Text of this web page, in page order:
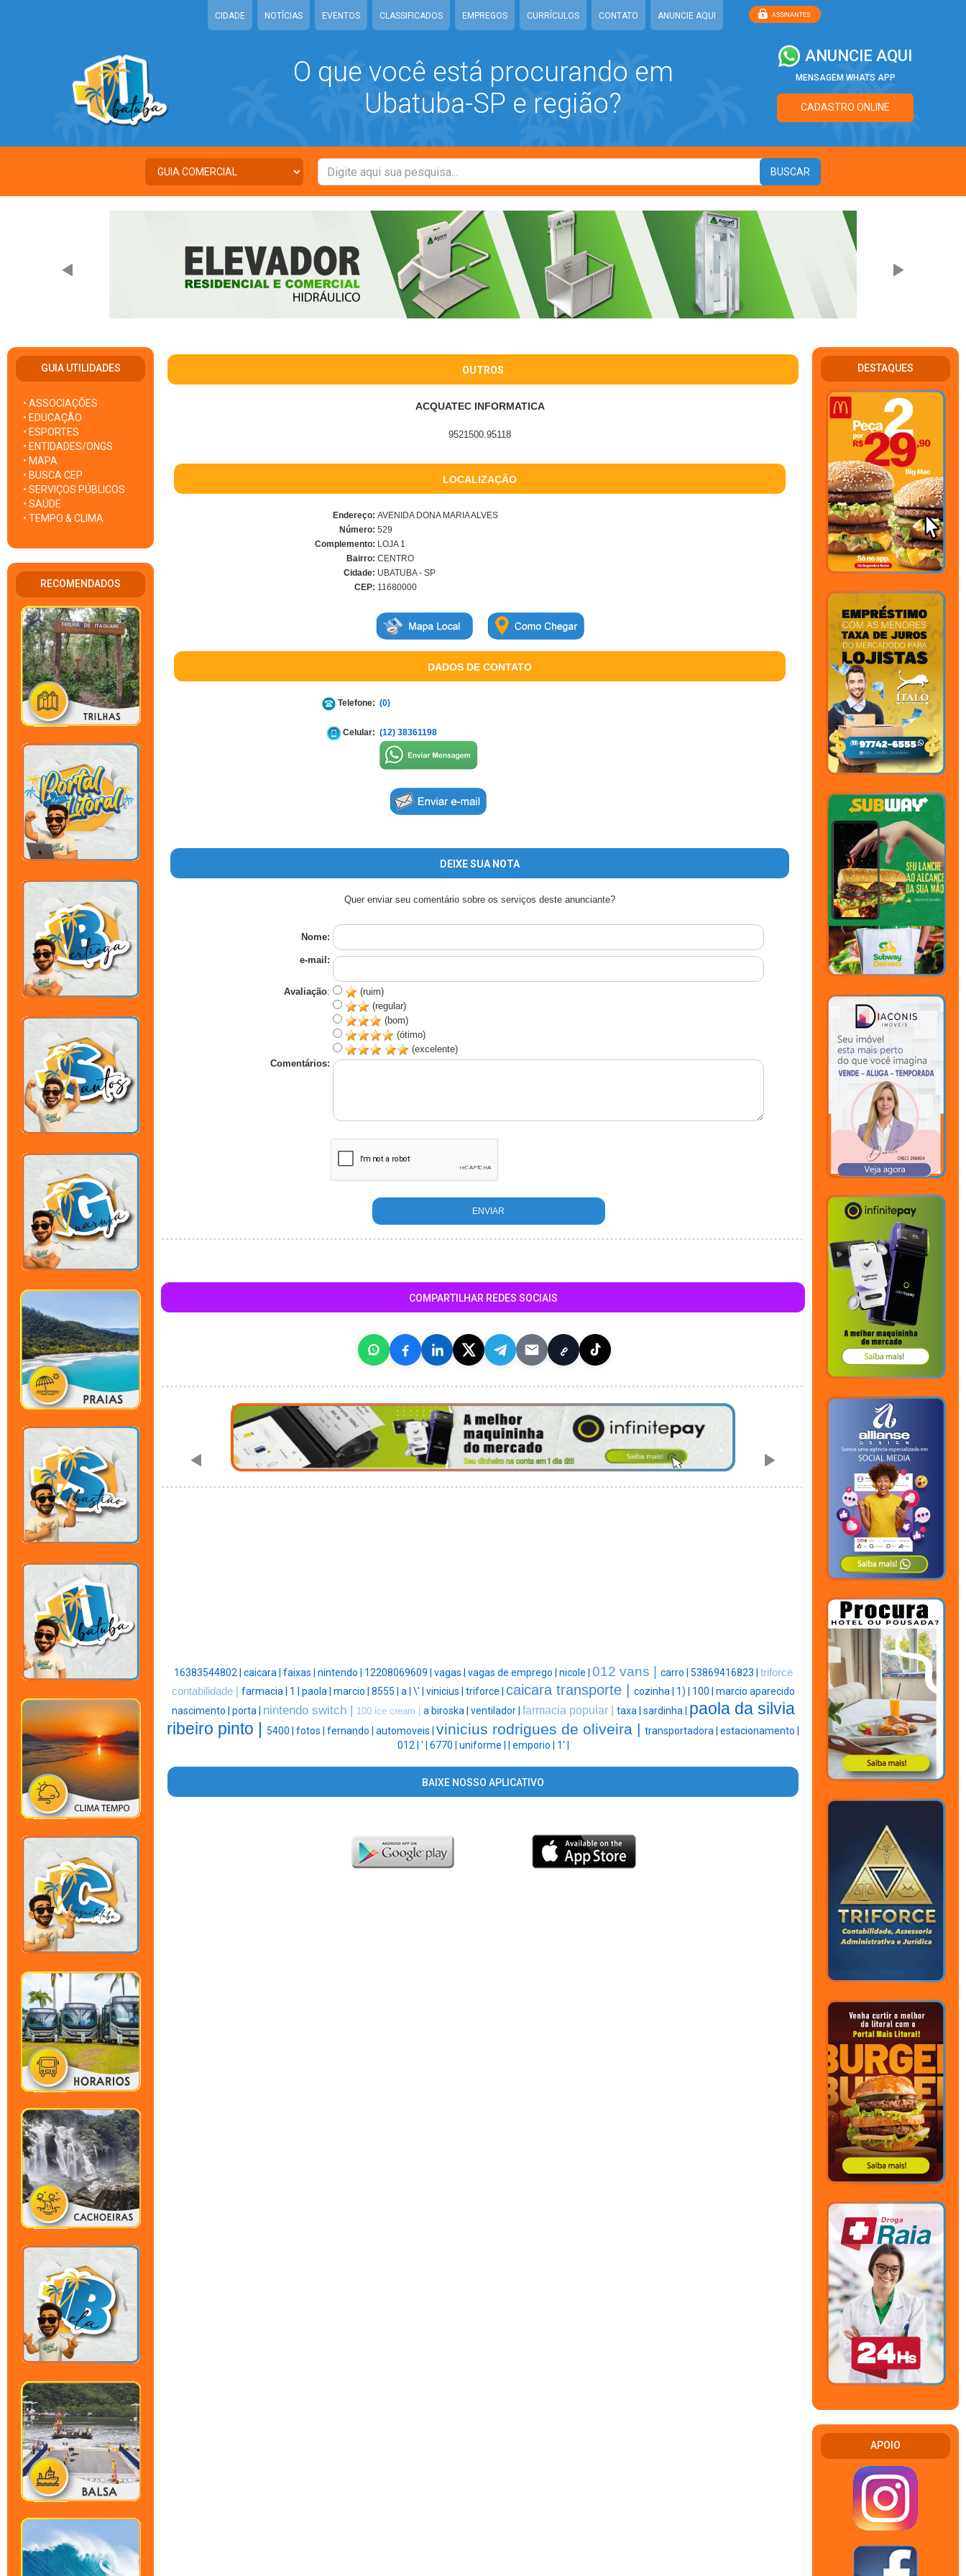
CIDADE NOTÍCIAS EVENTOS CLASSIFICADOS EMPREGOS CURRÍCULOS CONTATO ANUNCIE AQUI
O que você está procurando em
Ubatuba-SP e região?
ANUNCIE AQUI
MENSAGEM WHATS APP
CADASTRO ONLINE
GUIA UTILIDADES
• ASSOCIAÇÕES
• EDUCAÇÃO
• ESPORTES
• ENTIDADES/ONGS
• MAPA
• BUSCA CEP
• SERVIÇOS PÚBLICOS
• SAÚDE
• TEMPO & CLIMA
RECOMENDADOS
OUTROS
ACQUATEC INFORMATICA
9521500.95118
LOCALIZAÇÃO
Endereço: AVENIDA DONA MARIA ALVES
Número: 529
Complemento: LOJA 1
Bairro: CENTRO
Cidade: UBATUBA - SP
CEP: 11680000
DADOS DE CONTATO
Telefone: (0)
Celular: (12) 38361198
DEIXE SUA NOTA
Quer enviar seu comentário sobre os serviços deste anunciante?
Nome:
e-mail:
Avaliação:
(ruim)
(regular)
(bom)
(ótimo)
(excelente)
Comentários:
COMPARTILHAR REDES SOCIAIS
16383544802 | caicara | faixas | nintendo | 12208069609 | vagas | vagas de emprego | nicole | 012 vans | carro | 53869416823 | triforce
contabilidade | farmacia | 1 | paola | marcio | 8555 | a | \' | vinicius | triforce | caicara transporte | cozinha | 1) | 100 | marcio aparecido
nascimento | porta | nintendo switch | 100 ice cream | a biroska | ventilador | farmacia popular | taxa | sardinha | paola da silvia
ribeiro pinto |
5400 | fotos | fernando | automoveis | vinicius rodrigues de oliveira | transportadora | estacionamento |
012 | ' | 6770 | uniforme | emporio | 1' |
BAIXE NOSSO APLICATIVO
DESTAQUES
APOIO